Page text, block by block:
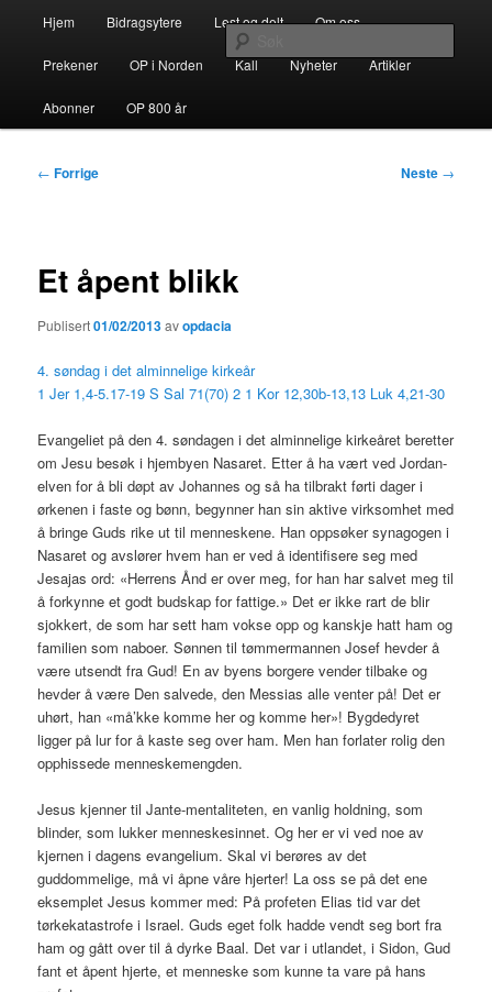
Dominikanerordenen i Norden
Hjem Bidragsytere Lest og delt Om oss
Prekener OP i Norden Kall Nyheter Artikler
Abonner OP 800 år
Innleggsnavigasjon
← Forrige Neste →
Et åpent blikk
Publisert01/02/2013avopdacia
4. søndag i det alminnelige kirkeår
1 Jer 1,4-5.17-19 S Sal 71(70) 2 1 Kor 12,30b-13,13 Luk 4,21-30
Evangeliet på den 4. søndagen i det alminnelige kirkeåret beretter
om Jesu besøk i hjembyen Nasaret. Etter å ha vært ved Jordan-
elven for å bli døpt av Johannes og så ha tilbrakt førti dager i
ørkenen i faste og bønn, begynner han sin aktive virksomhet med
å bringe Guds rike ut til menneskene. Han oppsøker synagogen i
Nasaret og avslører hvem han er ved å identifisere seg med
Jesajas ord: «Herrens Ånd er over meg, for han har salvet meg til
å forkynne et godt budskap for fattige.» Det er ikke rart de blir
sjokkert, de som har sett ham vokse opp og kanskje hatt ham og
familien som naboer. Sønnen til tømmermannen Josef hevder å
være utsendt fra Gud! En av byens borgere vender tilbake og
hevder å være Den salvede, den Messias alle venter på! Det er
uhørt, han «må’kke komme her og komme her»! Bygdedyret
ligger på lur for å kaste seg over ham. Men han forlater rolig den
opphissede menneskemengden.
Jesus kjenner til Jante-mentaliteten, en vanlig holdning, som
blinder, som lukker menneskesinnet. Og her er vi ved noe av
kjernen i dagens evangelium. Skal vi berøres av det
guddommelige, må vi åpne våre hjerter! La oss se på det ene
eksemplet Jesus kommer med: På profeten Elias tid var det
tørkekatastrofe i Israel. Guds eget folk hadde vendt seg bort fra
ham og gått over til å dyrke Baal. Det var i utlandet, i Sidon, Gud
fant et åpent hjerte, et menneske som kunne ta vare på hans